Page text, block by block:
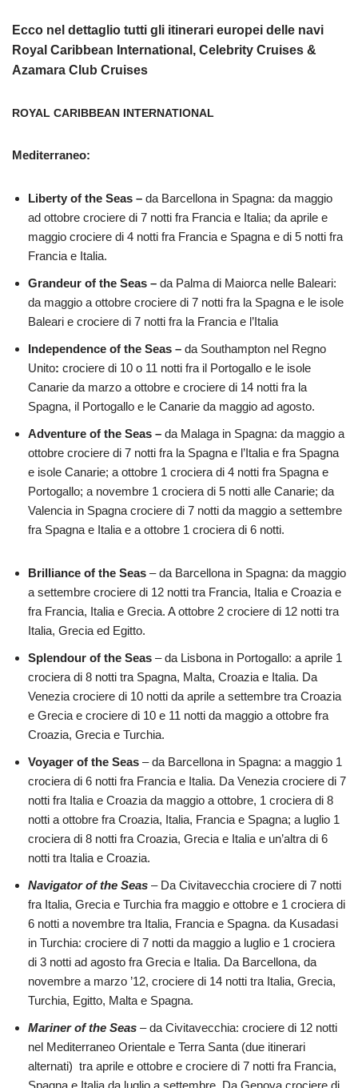
Ecco nel dettaglio tutti gli itinerari europei delle navi
Royal Caribbean International, Celebrity Cruises &
Azamara Club Cruises
ROYAL CARIBBEAN INTERNATIONAL
Mediterraneo:
Liberty of the Seas – da Barcellona in Spagna: da maggio
ad ottobre crociere di 7 notti fra Francia e Italia; da aprile e
maggio crociere di 4 notti fra Francia e Spagna e di 5 notti fra
Francia e Italia.
Grandeur of the Seas – da Palma di Maiorca nelle Baleari:
da maggio a ottobre crociere di 7 notti fra la Spagna e le isole
Baleari e crociere di 7 notti fra la Francia e l’Italia
Independence of the Seas – da Southampton nel Regno
Unito: crociere di 10 o 11 notti fra il Portogallo e le isole
Canarie da marzo a ottobre e crociere di 14 notti fra la
Spagna, il Portogallo e le Canarie da maggio ad agosto.
Adventure of the Seas – da Malaga in Spagna: da maggio a
ottobre crociere di 7 notti fra la Spagna e l’Italia e fra Spagna
e isole Canarie; a ottobre 1 crociera di 4 notti fra Spagna e
Portogallo; a novembre 1 crociera di 5 notti alle Canarie; da
Valencia in Spagna crociere di 7 notti da maggio a settembre
fra Spagna e Italia e a ottobre 1 crociera di 6 notti.
Brilliance of the Seas – da Barcellona in Spagna: da maggio
a settembre crociere di 12 notti tra Francia, Italia e Croazia e
fra Francia, Italia e Grecia. A ottobre 2 crociere di 12 notti tra
Italia, Grecia ed Egitto.
Splendour of the Seas – da Lisbona in Portogallo: a aprile 1
crociera di 8 notti tra Spagna, Malta, Croazia e Italia. Da
Venezia crociere di 10 notti da aprile a settembre tra Croazia
e Grecia e crociere di 10 e 11 notti da maggio a ottobre fra
Croazia, Grecia e Turchia.
Voyager of the Seas – da Barcellona in Spagna: a maggio 1
crociera di 6 notti fra Francia e Italia. Da Venezia crociere di 7
notti fra Italia e Croazia da maggio a ottobre, 1 crociera di 8
notti a ottobre fra Croazia, Italia, Francia e Spagna; a luglio 1
crociera di 8 notti fra Croazia, Grecia e Italia e un’altra di 6
notti tra Italia e Croazia.
Navigator of the Seas – Da Civitavecchia crociere di 7 notti
fra Italia, Grecia e Turchia fra maggio e ottobre e 1 crociera di
6 notti a novembre tra Italia, Francia e Spagna. da Kusadasi
in Turchia: crociere di 7 notti da maggio a luglio e 1 crociera
di 3 notti ad agosto fra Grecia e Italia. Da Barcellona, da
novembre a marzo ’12, crociere di 14 notti tra Italia, Grecia,
Turchia, Egitto, Malta e Spagna.
Mariner of the Seas – da Civitavecchia: crociere di 12 notti
nel Mediterraneo Orientale e Terra Santa (due itinerari
alternati) tra aprile e ottobre e crociere di 7 notti fra Francia,
Spagna e Italia da luglio a settembre. Da Genova crociere di